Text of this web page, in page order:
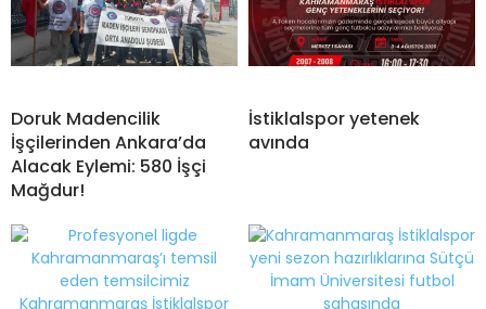
Doruk Madencilik
İşçilerinden Ankara’da
Alacak Eylemi: 580 İşçi
Mağdur!
İstiklalspor yetenek
avında